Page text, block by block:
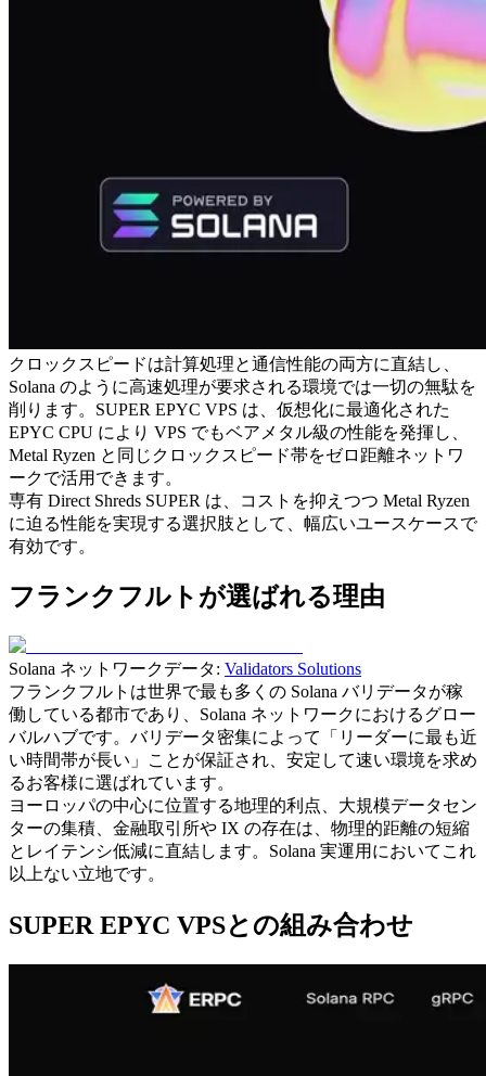
クロックスピードは計算処理と通信性能の両方に直結し、
Solana のように高速処理が要求される環境では一切の無駄を
削ります。SUPER EPYC VPS は、仮想化に最適化された
EPYC CPU により VPS でもベアメタル級の性能を発揮し、
Metal Ryzen と同じクロックスピード帯をゼロ距離ネットワ
ークで活用できます。
専有 Direct Shreds SUPER は、コストを抑えつつ Metal Ryzen
に迫る性能を実現する選択肢として、幅広いユースケースで
有効です。
フランクフルトが選ばれる理由
Solana ネットワークデータ: Validators Solutions
フランクフルトは世界で最も多くの Solana バリデータが稼
働している都市であり、Solana ネットワークにおけるグロー
バルハブです。バリデータ密集によって「リーダーに最も近
い時間帯が長い」ことが保証され、安定して速い環境を求め
るお客様に選ばれています。
ヨーロッパの中心に位置する地理的利点、大規模データセン
ターの集積、金融取引所や IX の存在は、物理的距離の短縮
とレイテンシ低減に直結します。Solana 実運用においてこれ
以上ない立地です。
SUPER EPYC VPSとの組み合わせ